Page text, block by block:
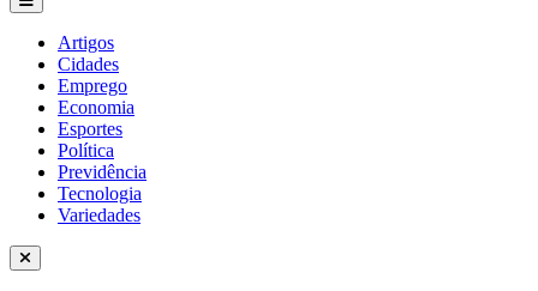
Artigos
Cidades
Emprego
Economia
Esportes
Política
Previdência
Tecnologia
Variedades